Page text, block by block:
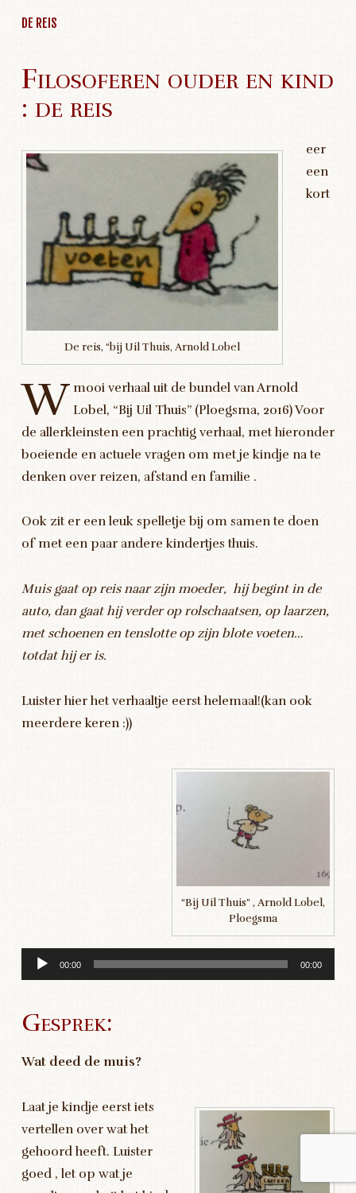
DE REIS
Filosoferen ouder en kind
: de reis
De reis, “bij Uil Thuis, Arnold Lobel
W
eer
een
kort
mooi verhaal uit de bundel van Arnold
Lobel, “Bij Uil Thuis” (Ploegsma, 2016) Voor
de allerkleinsten een prachtig verhaal, met hieronder
boeiende en actuele vragen om met je kindje na te
denken over reizen, afstand en familie .
Ook zit er een leuk spelletje bij om samen te doen
of met een paar andere kindertjes thuis.
Muis gaat op reis naar zijn moeder, hij begint in de
auto, dan gaat hij verder op rolschaatsen, op laarzen,
met schoenen en tenslotte op zijn blote voeten…
totdat hij er is.
Luister hier het verhaaltje eerst helemaal!(kan ook
meerdere keren :))
“Bij Uil Thuis” , Arnold Lobel,
Ploegsma
00:00 00:00
Gesprek:
Wat deed de muis?
Laat je kindje eerst iets
vertellen over wat het
gehoord heeft. Luister
goed , let op wat je